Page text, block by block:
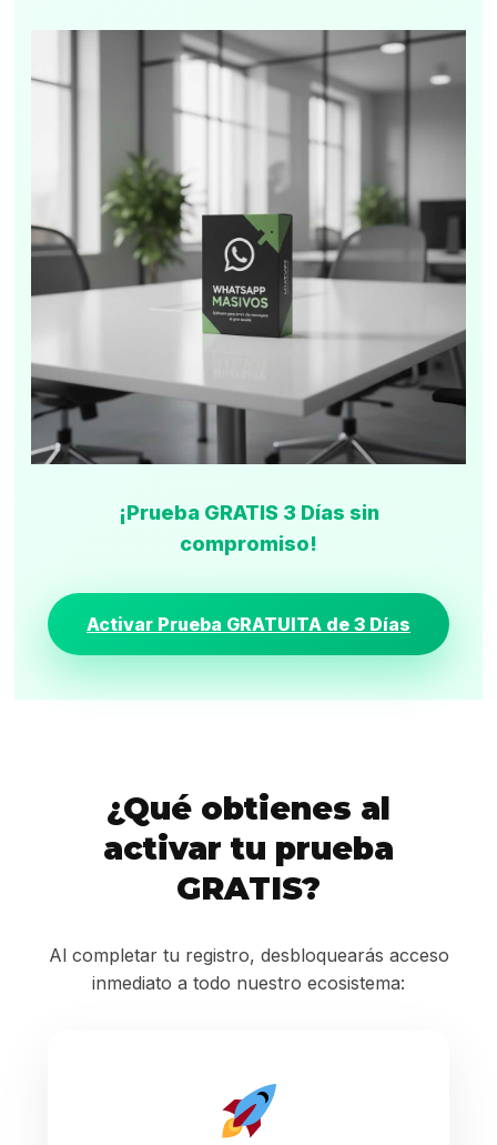
¡Prueba GRATIS 3 Días sin
compromiso!
Activar Prueba GRATUITA de 3 Días
¿Qué obtienes al
activar tu prueba
GRATIS?
Al completar tu registro, desbloquearás acceso
inmediato a todo nuestro ecosistema: